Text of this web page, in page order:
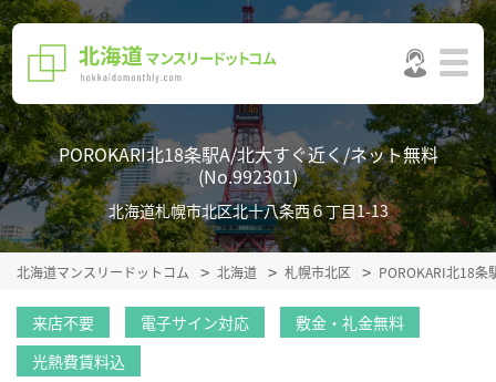
POROKARI北18条駅A/北大すぐ近く/ネット無料
(No.992301)
北海道札幌市北区北十八条西６丁目1-13
北海道マンスリードットコム 北海道 札幌市北区 POROKARI北18
来店不要 電子サイン対応
敷金・礼金無料
光熱費賃料込